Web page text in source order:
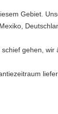
Gebiet.
gehen, wir